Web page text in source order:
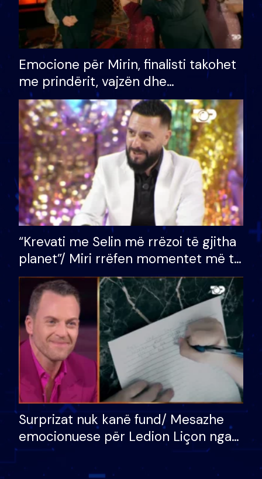
Emocione për Mirin, finalisti takohet
me prindërit, vajzën dhe
bashkëshorten: S’kemi ndonjë letër
divorci apo jo?
“Krevati me Selin më rrëzoi të gjitha
planet”/ Miri rrëfen momentet më të
bukura në shtëpinë e BB VIP: Do më
mungojë zilja e mëngjesit kur…
Surprizat nuk kanë fund/ Mesazhe
emocionuese për Ledion Liçon nga
nëna dhe fëmijët e tij, moderatori
nuk i mban dot lotët: Nuk meritoj…